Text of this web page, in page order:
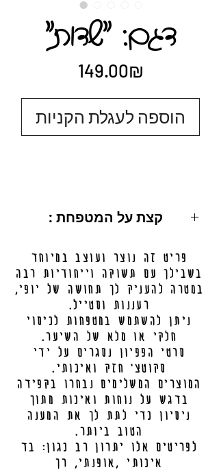
"דגם: "שדות
‏149.00 ‏₪
הוספה לעגלת הקניות
: קצת על המטפחת
ניתן לכיסוי מלא / חלקי.
מידע נוסף בתחתית העמוד.
פריט זה נוצר ועוצב במיוחד
בשבילך עם תשוקה וייחודיות רבה
במטרה להעניק לך תחושה של יופי,
רעננות וסטייל.
ניתן להשתמש במטפחות לכיסוי
חלקי או מלא של השיער.
סרטי הפפיון נסגרים על ידי
סקוטצ' חזק ואיכותי.
המוצרים המשלימים נבחרו בקפידה
בדגש על נוחות ואיכות מתוך
ניסיון כדי לתת לך את המענה
הטוב ביותר.
לפריטים אלו יתרון רב כגון: בד
איכותי ,אופנתי, רך